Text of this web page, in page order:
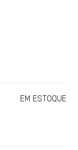
EM ESTOQUE